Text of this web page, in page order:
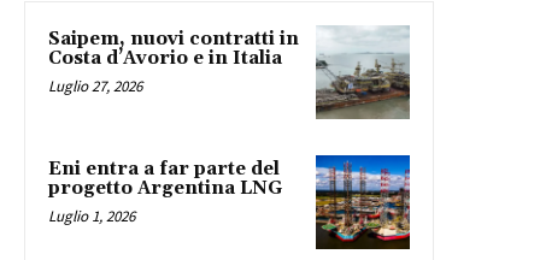
Saipem, nuovi contratti in
Costa d’Avorio e in Italia
Luglio 27, 2026
Eni entra a far parte del
progetto Argentina LNG
Luglio 1, 2026